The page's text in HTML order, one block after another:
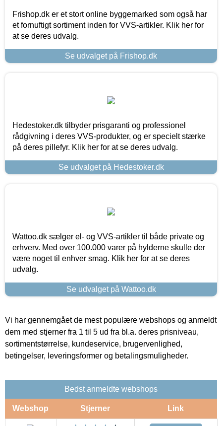
Frishop.dk er et stort online byggemarked som også har
et fornuftigt sortiment inden for VVS-artikler. Klik her for
at se deres udvalg.
Se udvalget på Frishop.dk
Hedestoker.dk tilbyder prisgaranti og professionel
rådgivning i deres VVS-produkter, og er specielt stærke
på deres pillefyr. Klik her for at se deres udvalg.
Se udvalget på Hedestoker.dk
Wattoo.dk sælger el- og VVS-artikler til både private og
erhverv. Med over 100.000 varer på hylderne skulle der
være noget til enhver smag. Klik her for at se deres
udvalg.
Se udvalget på Wattoo.dk
Vi har gennemgået de mest populære webshops og anmeldt
dem med stjerner fra 1 til 5 ud fra bl.a. deres prisniveau,
sortimentstørrelse, kundeservice, brugervenlighed,
betingelser, leveringsformer og betalingsmuligheder.
Bedst anmeldte webshops
Webshop Stjerner Link